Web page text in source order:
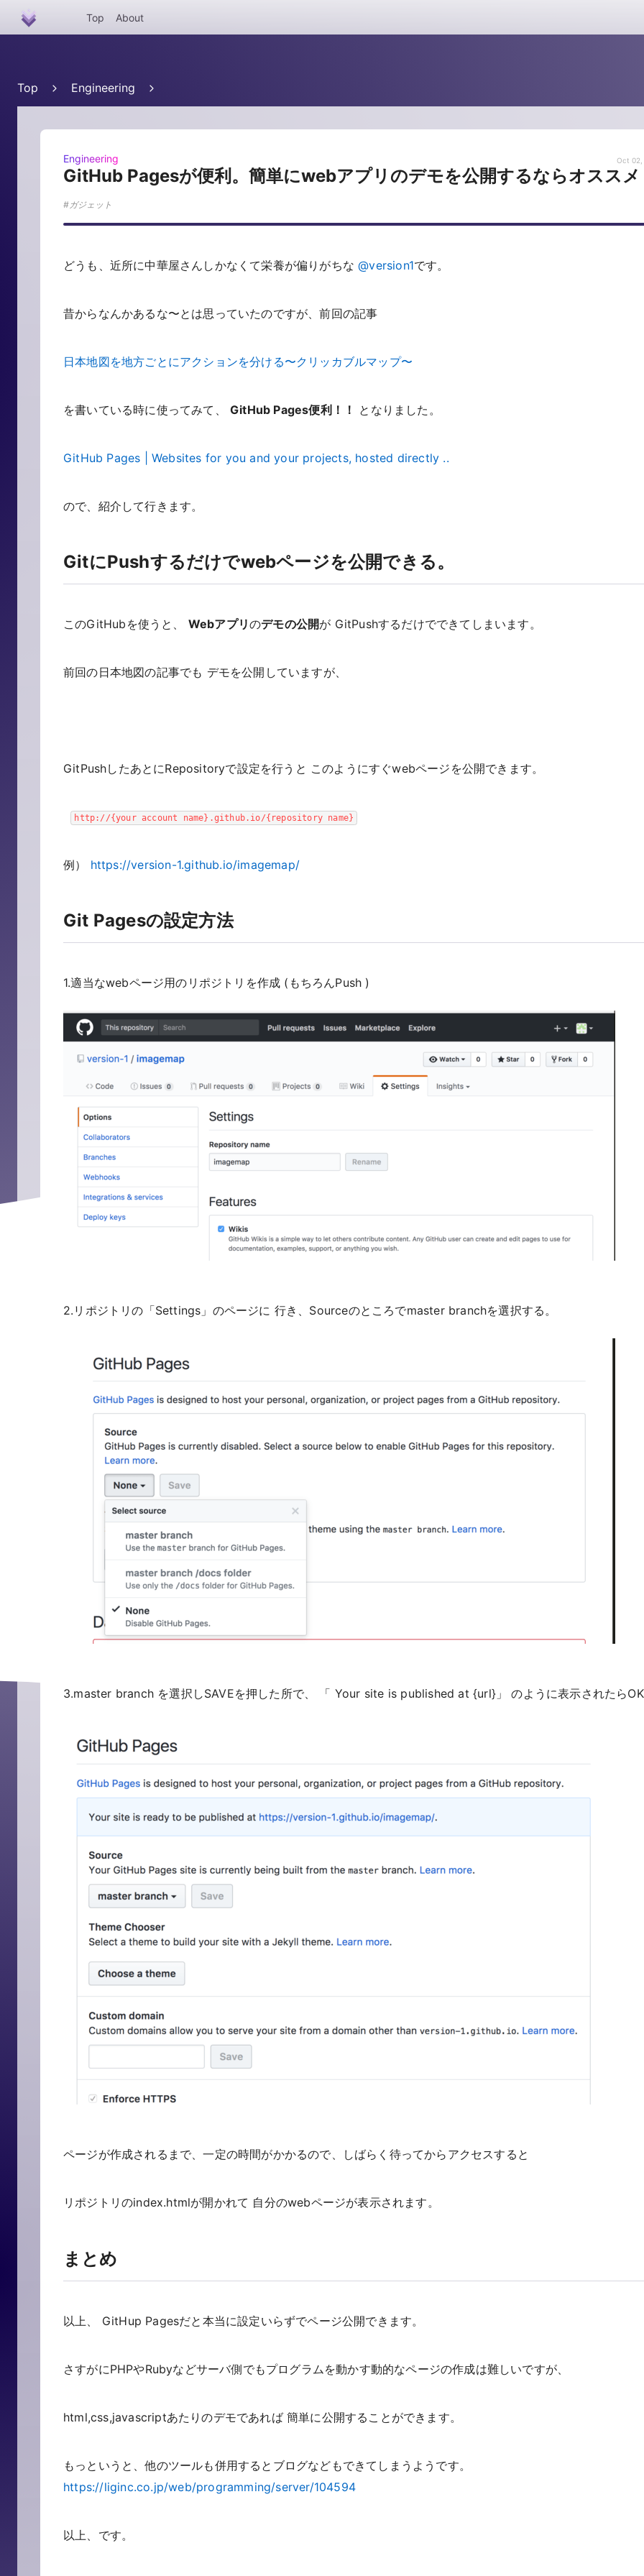
Top About
Top Engineering
Engineering Oct 02,
GitHub Pagesが便利。簡単にwebアプリのデモを公開するならオススメ
ガジェット
どうも、近所に中華屋さんしかなくて栄養が偏りがちな@version1です。
昔からなんかあるな〜とは思っていたのですが、前回の記事
日本地図を地方ごとにアクションを分ける〜クリッカブルマップ〜
を書いている時に使ってみて、 GitHub Pages便利！！ となりました。
GitHub Pages | Websites for you and your projects, hosted directly ..
ので、紹介して行きます。
GitにPushするだけでwebページを公開できる。
このGitHubを使うと、 Webアプリのデモの公開が GitPushするだけでできてしまいます。
前回の日本地図の記事でも デモを公開していますが、
GitPushしたあとにRepositoryで設定を行うと このようにすぐwebページを公開できます。
http://{your account name}.github.io/{repository name}
例） https://version-1.github.io/imagemap/
Git Pagesの設定方法
1.適当なwebページ用のリポジトリを作成 (もちろんPush )
2.リポジトリの「Settings」のページに 行き、Sourceのところでmaster branchを選択する。
3.master branch を選択しSAVEを押した所で、 「 Your site is published at {url}」 のように表示されたら
ページが作成されるまで、一定の時間がかかるので、しばらく待ってからアクセスすると
リポジトリのindex.htmlが開かれて 自分のwebページが表示されます。
まとめ
以上、 GitHup Pagesだと本当に設定いらずでページ公開できます。
さすがにPHPやRubyなどサーバ側でもプログラムを動かす動的なページの作成は難しいですが、
html,css,javascriptあたりのデモであれば 簡単に公開することができます。
もっというと、他のツールも併用するとブログなどもできてしまうようです。
https://liginc.co.jp/web/programming/server/104594
以上、です。